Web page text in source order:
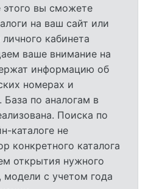
этого вы сможете
на ваш сайт или
кабинета
ваше внимание на
информацию об
номерах и
База по аналогам в
Поиска по
каталоге не
конкретного каталога
открытия нужного
модели с учетом года